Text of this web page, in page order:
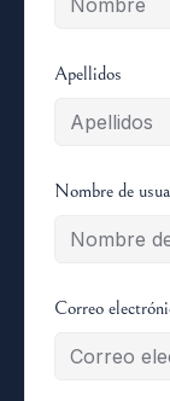
Apellidos
Nombre de
Correo